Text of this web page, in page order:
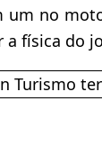
um no
a física do